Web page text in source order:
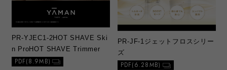
PR-YJEC1-2HOT SHAVE Ski
n ProHOT SHAVE Trimmer
PDF(8.9MB)
PR-JF-1ジェットフロスシリー
ズ
PDF(6.28MB)